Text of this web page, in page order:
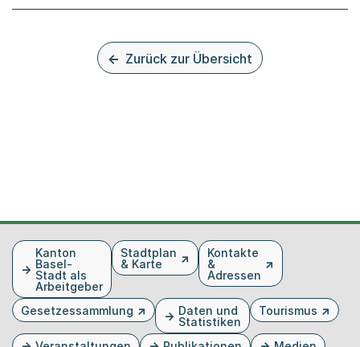
Zurück zur Übersicht
FusszeileKanton
Basel-
Stadt als
Arbeitgeber
Stadtplan
& Karte
Kontakte
&
Adressen
Gesetzessammlung
Daten und
Statistiken
Tourismus